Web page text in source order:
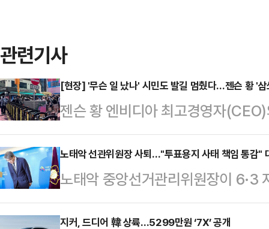
관련기사
[현장] '무슨 일 났나' 시민도 발길 멈췄다…젠슨 황 '
젠슨 황 엔비디아 최고경영자
앞둔 서울 마포구 홍대 인근 식당가
각은 5일 오후 6시로 알려졌지만
했다. 정오 무렵에는 수십명의 취
재 현장 인파는 취재진과 시민, 외
노태악 선관위원장 사퇴…"투표용지 사태 책임 통감"
노태악 중앙선거관리위원장이 6·3
임을 지고 자리에서 물러나겠다고
지커, 드디어 韓 상륙…5299만원 ‘7X’ 공개